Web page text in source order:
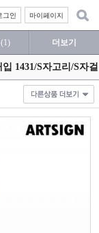
마이페이지
그인
(1) 더보기
1431/S자고리/S자